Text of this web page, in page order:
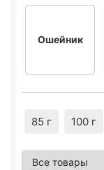
Ошейник
85 г 100 г